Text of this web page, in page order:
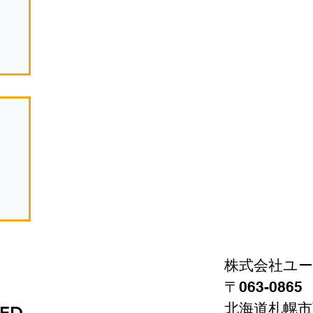
株式会社ユ
〒063-
北海道札幌